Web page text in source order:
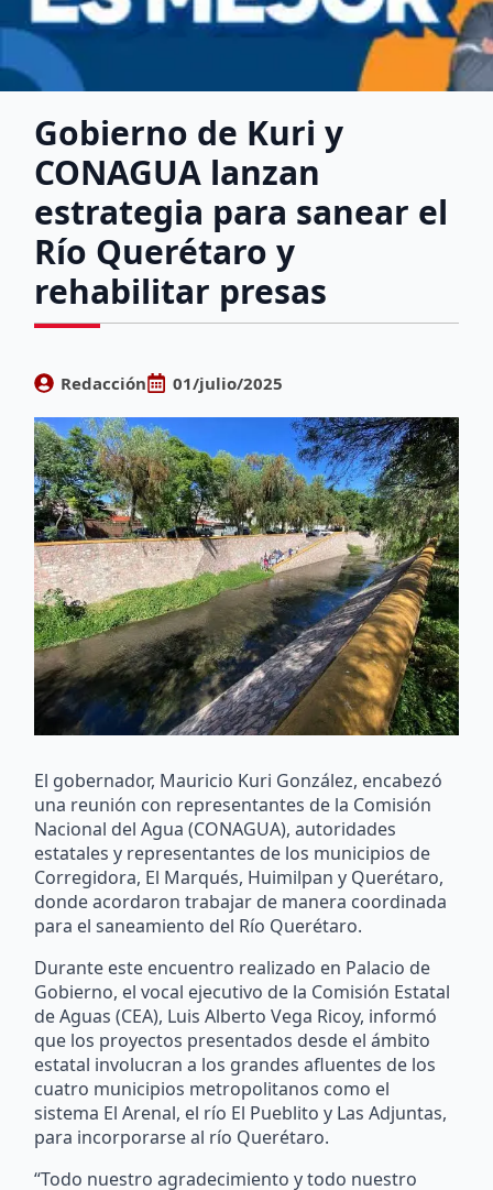
Gobierno de Kuri y
CONAGUA lanzan
estrategia para sanear el
Río Querétaro y
rehabilitar presas
Redacción 01/julio/2025
El gobernador, Mauricio Kuri González, encabezó
una reunión con representantes de la Comisión
Nacional del Agua (CONAGUA), autoridades
estatales y representantes de los municipios de
Corregidora, El Marqués, Huimilpan y Querétaro,
donde acordaron trabajar de manera coordinada
para el saneamiento del Río Querétaro.
Durante este encuentro realizado en Palacio de
Gobierno, el vocal ejecutivo de la Comisión Estatal
de Aguas (CEA), Luis Alberto Vega Ricoy, informó
que los proyectos presentados desde el ámbito
estatal involucran a los grandes afluentes de los
cuatro municipios metropolitanos como el
sistema El Arenal, el río El Pueblito y Las Adjuntas,
para incorporarse al río Querétaro.
“Todo nuestro agradecimiento y todo nuestro